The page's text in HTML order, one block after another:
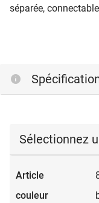
séparée, connectable
Sélectionnez